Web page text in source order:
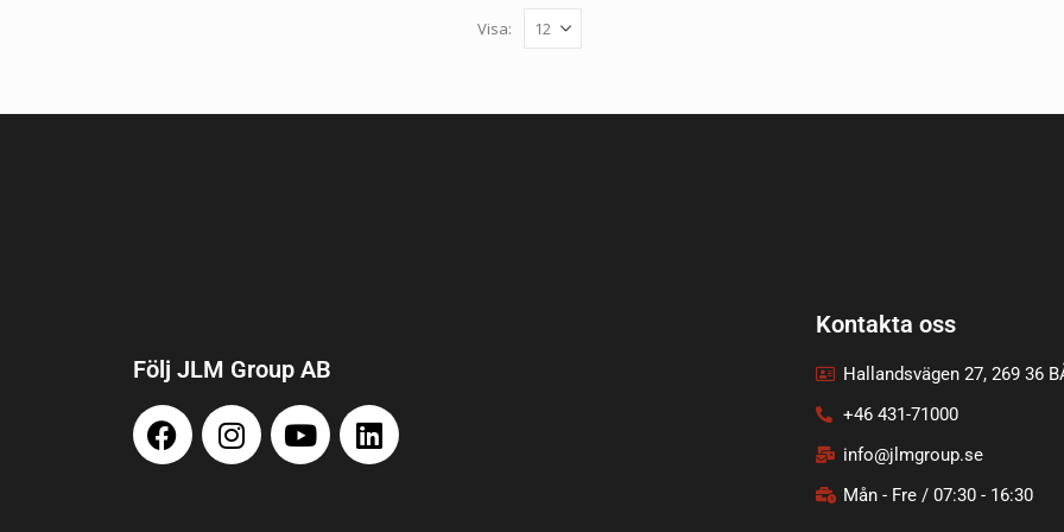
Visa:
Följ JLM Group AB
Kontakta oss
Hallandsvägen 27, 269 36
+46 431-71000
info@jlmgroup.se
Mån - Fre / 07:30 - 16:30